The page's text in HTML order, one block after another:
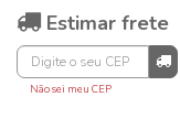
Estimar frete
Não sei meu CEP